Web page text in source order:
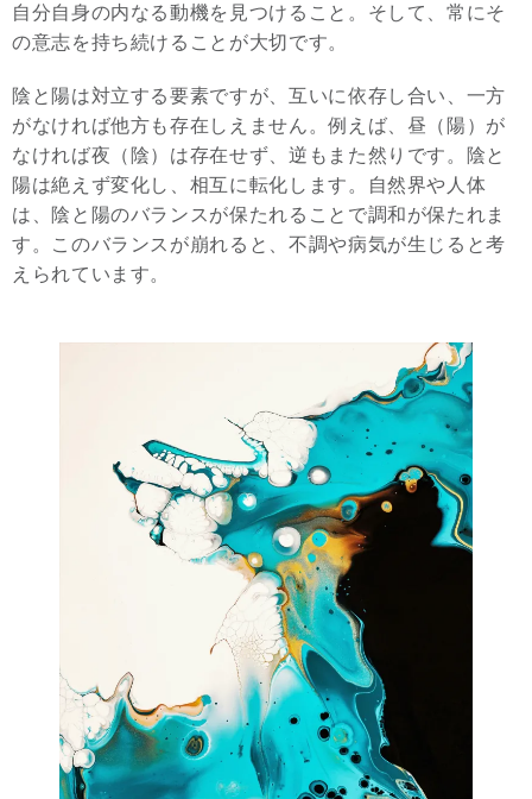
自分自身の内なる動機を見つけること。そして、常にそ
の意志を持ち続けることが大切です。
陰と陽は対立する要素ですが、互いに依存し合い、一方
がなければ他方も存在しえません。例えば、昼（陽）が
なければ夜（陰）は存在せず、逆もまた然りです。陰と
陽は絶えず変化し、相互に転化します。自然界や人体
は、陰と陽のバランスが保たれることで調和が保たれま
す。このバランスが崩れると、不調や病気が生じると考
えられています。